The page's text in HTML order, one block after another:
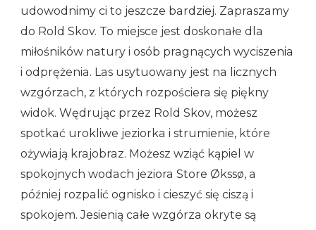
udowodnimy ci to jeszcze bardziej. Zapraszamy
do Rold Skov. To miejsce jest doskonałe dla
miłośników natury i osób pragnących wyciszenia
i odprężenia. Las usytuowany jest na licznych
wzgórzach, z których rozpościera się piękny
widok. Wędrując przez Rold Skov, możesz
spotkać urokliwe jeziorka i strumienie, które
ożywiają krajobraz. Możesz wziąć kąpiel w
spokojnych wodach jeziora Store Økssø, a
później rozpalić ognisko i cieszyć się ciszą i
spokojem. Jesienią całe wzgórza okryte są